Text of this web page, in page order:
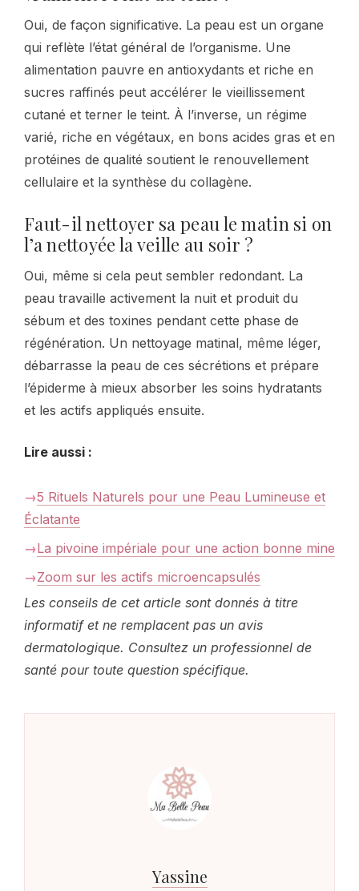
Oui, de façon significative. La peau est un organe
qui reflète l’état général de l’organisme. Une
alimentation pauvre en antioxydants et riche en
sucres raffinés peut accélérer le vieillissement
cutané et terner le teint. À l’inverse, un régime
varié, riche en végétaux, en bons acides gras et en
protéines de qualité soutient le renouvellement
cellulaire et la synthèse du collagène.
Faut-il nettoyer sa peau le matin si on
l’a nettoyée la veille au soir ?
Oui, même si cela peut sembler redondant. La
peau travaille activement la nuit et produit du
sébum et des toxines pendant cette phase de
régénération. Un nettoyage matinal, même léger,
débarrasse la peau de ces sécrétions et prépare
l’épiderme à mieux absorber les soins hydratants
et les actifs appliqués ensuite.
Lire aussi :
5 Rituels Naturels pour une Peau Lumineuse et
Éclatante
La pivoine impériale pour une action bonne mine
Zoom sur les actifs microencapsulés
Les conseils de cet article sont donnés à titre
informatif et ne remplacent pas un avis
dermatologique. Consultez un professionnel de
santé pour toute question spécifique.
Yassine